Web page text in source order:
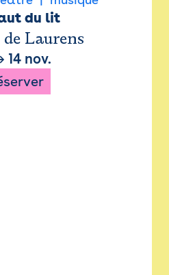
du lit
Laurens
14 nov.